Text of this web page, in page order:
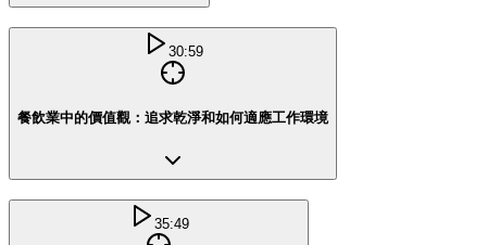
30:59
餐飲業中的價值觀：追求乾淨和如何適應工作環境
35:49